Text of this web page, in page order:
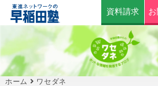
資料請求
ホーム ワセダネ